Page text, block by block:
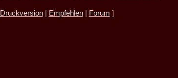
Druckversion| Empfehlen| Forum ]